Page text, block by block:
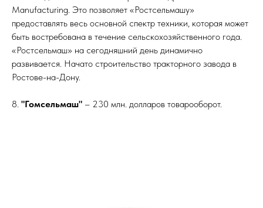
Manufacturing. Это позволяет «Ростсельмашу»
предоставлять весь основной спектр техники, которая может
быть востребована в течение сельскохозяйственного года.
«Ростсельмаш» на сегодняшний день динамично
развивается. Начато строительство тракторного завода в
Ростове-на-Дону.
8. "Гомсельмаш" – 230 млн. долларов товарооборот.